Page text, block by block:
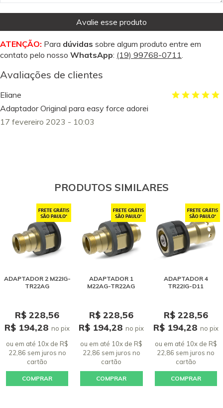
Avalie esse produto
ATENÇÃO: Para dúvidas sobre algum produto entre em
contato pelo nosso WhatsApp: (19) 99768-0711.
Avaliações de clientes
Eliane
Adaptador Original para easy force adorei
17 fevereiro 2023 - 10:03
PRODUTOS SIMILARES
ADAPTADOR 2 M22IG-
TR22AG
R$ 228,56
R$ 194,28no pix
ou em até 10x de R$
22,86 sem juros no
cartão
COMPRAR
ADAPTADOR 1
M22AG-TR22AG
R$ 228,56
R$ 194,28no pix
ou em até 10x de R$
22,86 sem juros no
cartão
COMPRAR
ADAPTADOR 4
TR22IG-D11
R$ 228,56
R$ 194,28 no pix
ou em até 10x de R$
22,86 sem jurosno
cartão
COMPRAR